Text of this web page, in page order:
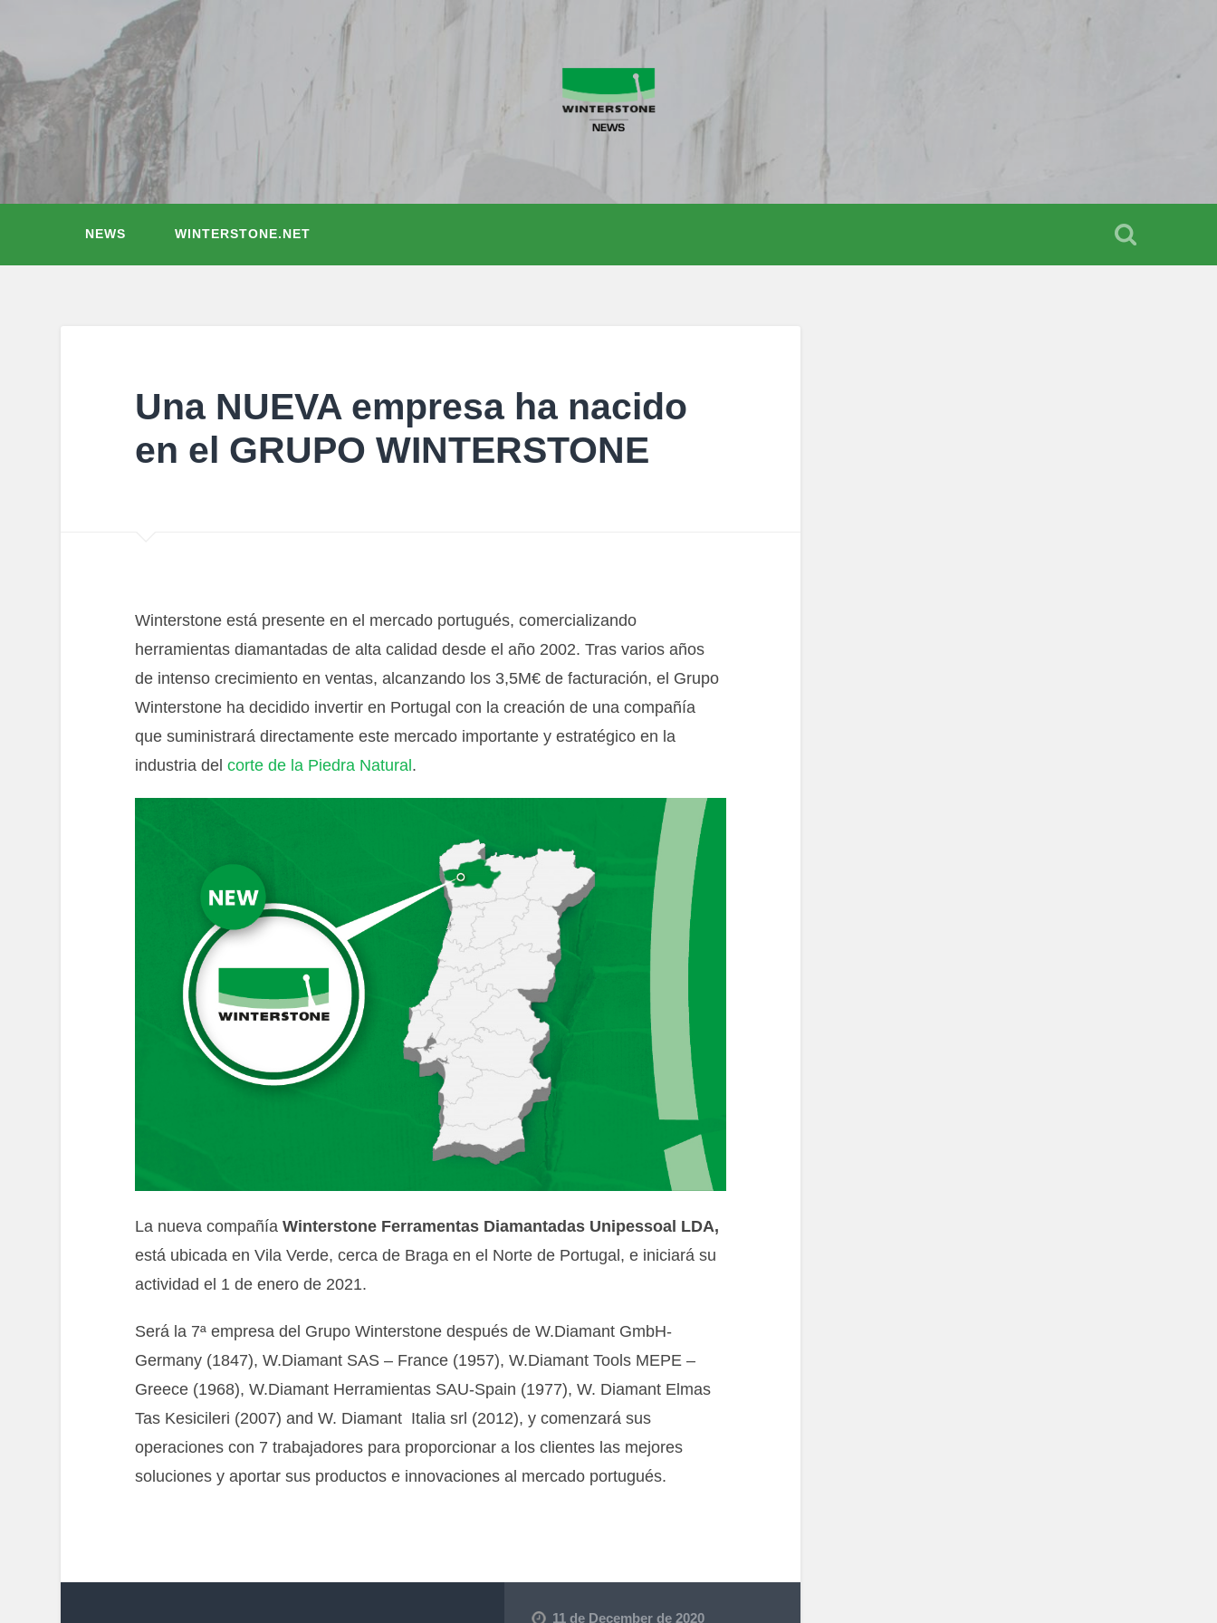
NEWS WINTERSTONE.NET
Una NUEVA empresa ha nacido
en el GRUPO WINTERSTONE
Winterstone está presente en el mercado portugués, comercializando
herramientas diamantadas de alta calidad desde el año 2002. Tras varios años
de intenso crecimiento en ventas, alcanzando los 3,5M€ de facturación, el Grupo
Winterstone ha decidido invertir en Portugal con la creación de una compañía
que suministrará directamente este mercado importante y estratégico en la
industria del corte de la Piedra Natural .
La nueva compañía Winterstone Ferramentas Diamantadas Unipessoal LDA,
está ubicada en Vila Verde, cerca de Braga en el Norte de Portugal, e iniciará su
actividad el 1 de enero de 2021.
Será la 7ª empresa del Grupo Winterstone después de W.Diamant GmbH-
Germany (1847), W.Diamant SAS – France (1957), W.Diamant Tools MEPE –
Greece (1968), W.Diamant Herramientas SAU-Spain (1977), W. Diamant Elmas
Tas Kesicileri (2007) and W. Diamant Italia srl (2012), y comenzará sus
operaciones con 7 trabajadores para proporcionar a los clientes las mejores
soluciones y aportar sus productos e innovaciones al mercado portugués.
11 de December de 2020